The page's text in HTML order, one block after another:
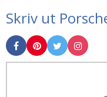
Skriv ut